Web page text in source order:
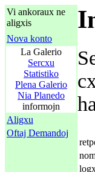
Vi ankoraux ne
aligxis
Nova konto
La Galerio
Sercxu
Statistiko
Plena Galerio
Nia Planedo
informojn
Aligxu
Oftaj Demandoj